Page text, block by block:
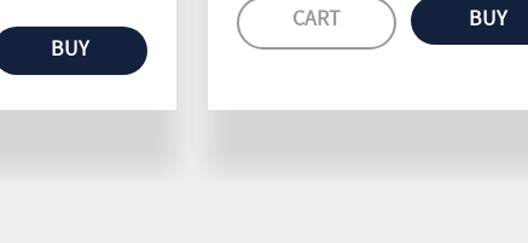
BUY
CART BUY